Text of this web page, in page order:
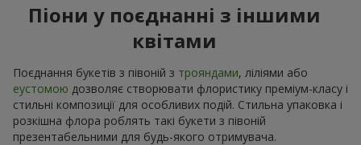
Піони у поєднанні з іншими
квітами
Поєднання букетів з півоній з трояндами, ліліями або
еустомою дозволяє створювати флористику преміум-класу і
стильні композиції для особливих подій. Стильна упаковка і
розкішна флора роблять такі букети з півоній
презентабельними для будь-якого отримувача.